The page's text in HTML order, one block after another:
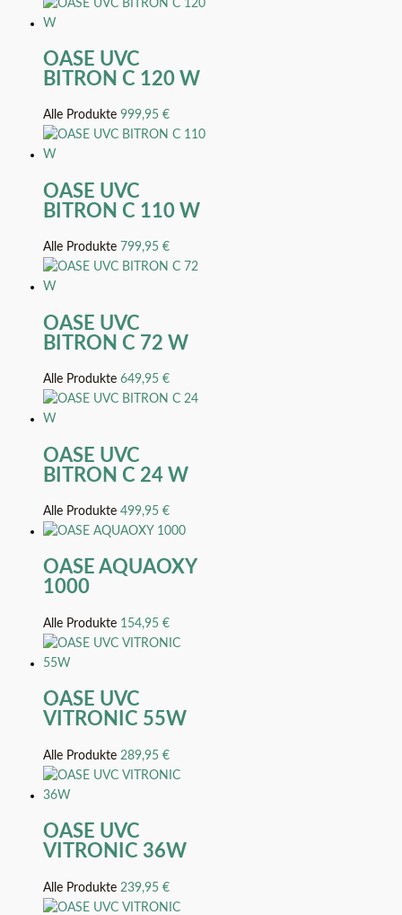
OASE UVC
BITRON C 120 W
Alle Produkte 999,95 €
OASE UVC
BITRON C 110 W
Alle Produkte 799,95 €
OASE UVC
BITRON C 72 W
Alle Produkte 649,95 €
OASE UVC
BITRON C 24 W
Alle Produkte 499,95 €
OASE AQUAOXY
1000
Alle Produkte 154,95 €
OASE UVC
VITRONIC 55W
Alle Produkte 289,95 €
OASE UVC
VITRONIC 36W
Alle Produkte 239,95 €